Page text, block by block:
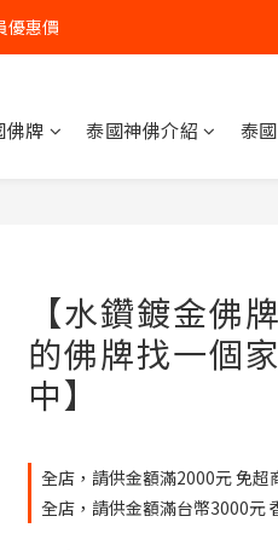
免運寄送
免運寄送
免運寄送
佛牌 泰國神佛介紹 泰
【水鑽鍍金佛
的佛牌找一個
中】
全店，請供金額滿2000元 免超
全店，請供金額滿台幣3000元